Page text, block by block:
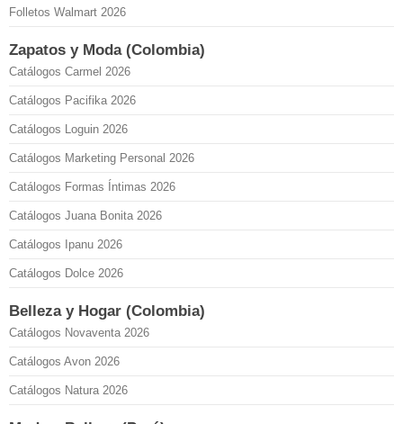
Folletos Walmart 2026
Zapatos y Moda (Colombia)
Catálogos Carmel 2026
Catálogos Pacifika 2026
Catálogos Loguin 2026
Catálogos Marketing Personal 2026
Catálogos Formas Íntimas 2026
Catálogos Juana Bonita 2026
Catálogos Ipanu 2026
Catálogos Dolce 2026
Belleza y Hogar (Colombia)
Catálogos Novaventa 2026
Catálogos Avon 2026
Catálogos Natura 2026